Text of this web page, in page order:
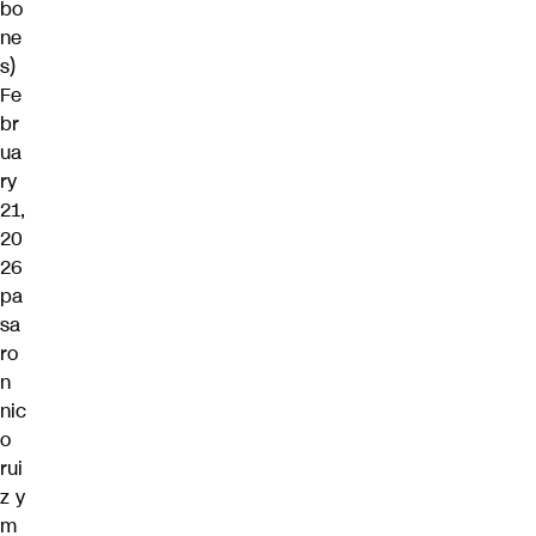
bo
ne
s)
Fe
br
ua
ry
21,
20
26
pa
sa
ro
n
nic
o
rui
z y
m